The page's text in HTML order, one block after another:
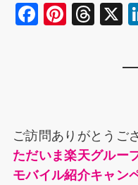
F
o
o
k
Pi
T
s
X
ご訪問ありがとうご
ただいま楽天グルー
モバイル紹介キャン